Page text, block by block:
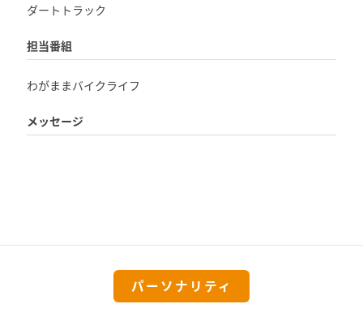
ダートトラック
担当番組
わがままバイクライフ
メッセージ
パーソナリティ